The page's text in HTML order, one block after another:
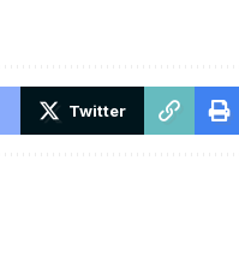
Twitter